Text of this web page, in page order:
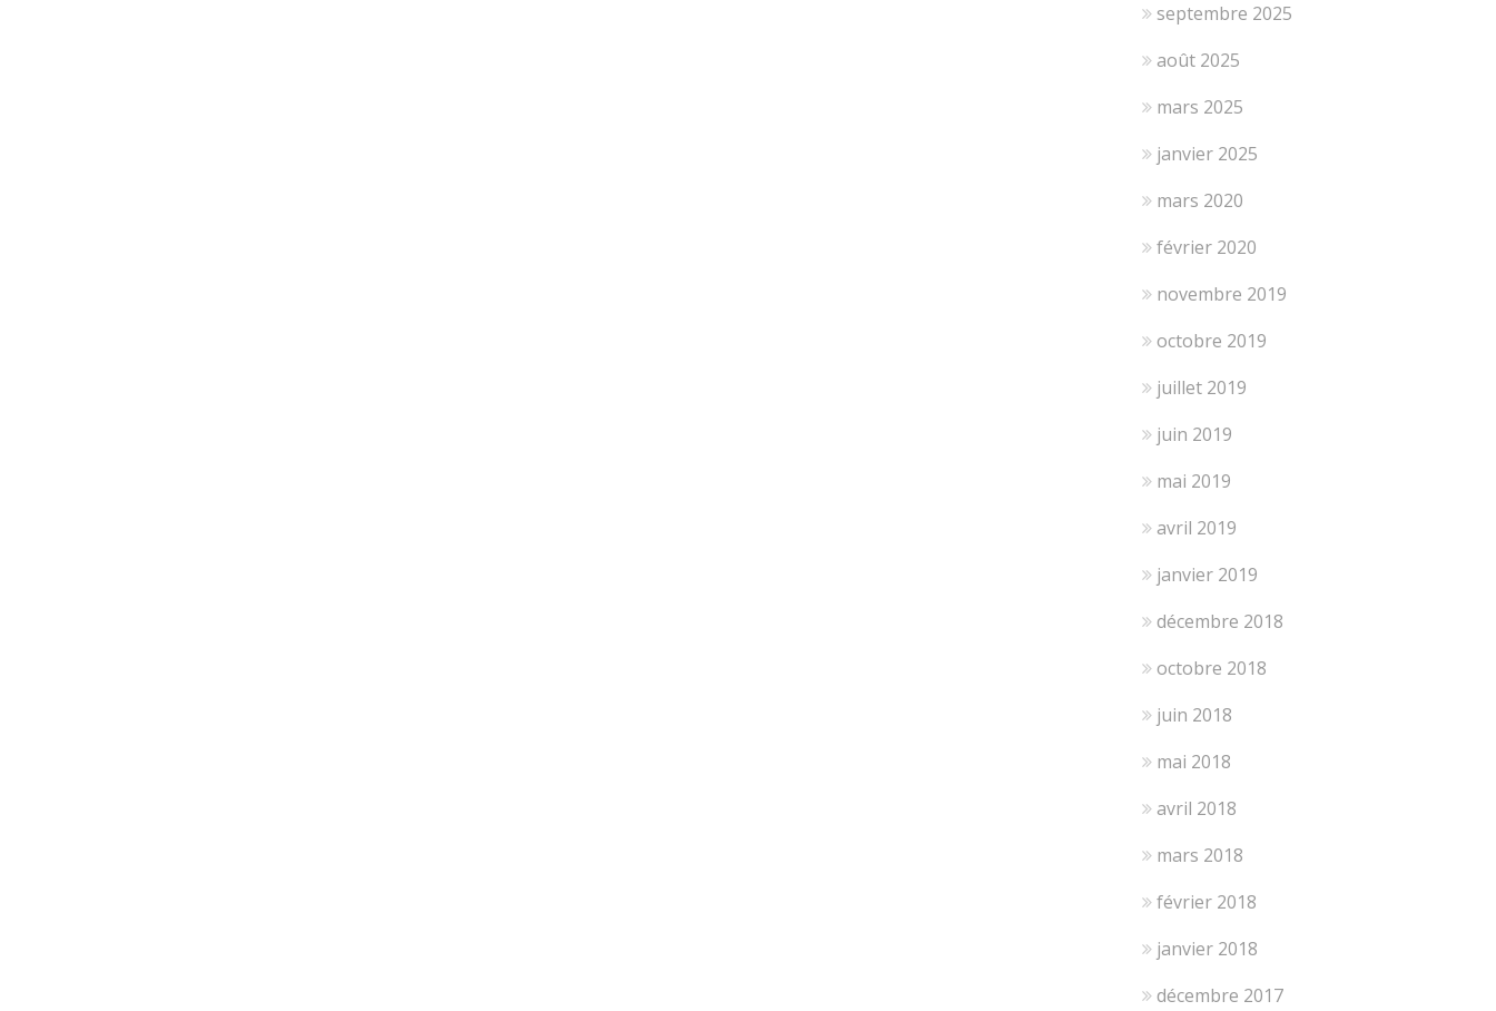
septembre 2025
août 2025
mars 2025
janvier 2025
mars 2020
février 2020
novembre 2019
octobre 2019
juillet 2019
juin 2019
mai 2019
avril 2019
janvier 2019
décembre 2018
octobre 2018
juin 2018
mai 2018
avril 2018
mars 2018
février 2018
janvier 2018
décembre 2017